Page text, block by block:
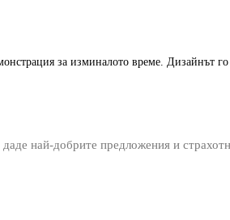
за изминалото време. Дизайнът
най-добрите предложения и